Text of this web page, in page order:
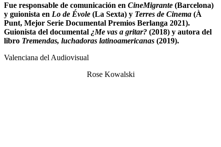
Fue responsable de comunicación en CineMigrante (Barcelona)
y guionista en Lo de Évole (La Sexta) y Terres de Cinema (À
Punt, Mejor Serie Documental Premios Berlanga 2021).
Guionista del documental ¿Me vas a gritar? (2018) y autora del
libro Tremendas, luchadoras latinoamericanas (2019).
Valenciana del Audiovisual
Rose Kowalski